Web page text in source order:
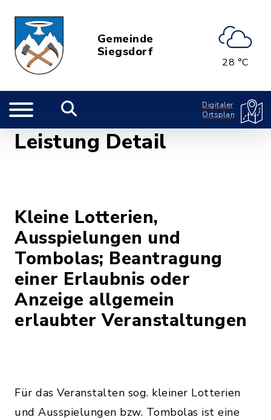
Gemeinde
Siegsdorf
28 °C
Digitaler
Ortsplan
Leistung Detail
Kleine Lotterien,
Ausspielungen und
Tombolas; Beantragung
einer Erlaubnis oder
Anzeige allgemein
erlaubter Veranstaltungen
Für das Veranstalten sog. kleiner Lotterien
und Ausspielungen bzw. Tombolas ist eine